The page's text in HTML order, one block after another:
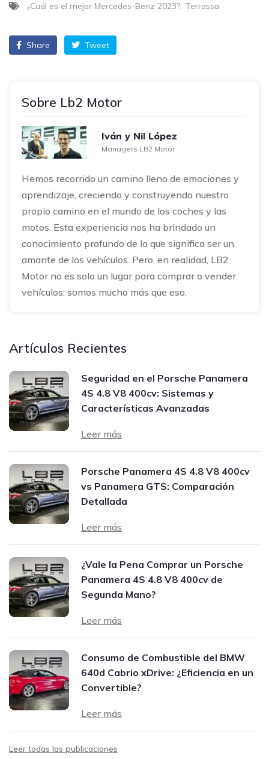
¿Cuál es el mejor Mercedes-Benz 2023? Terrassa
Share Tweet
Sobre Lb2 Motor
Iván y Nil López
Managers LB2 Motor
Hemos recorrido un camino lleno de emociones y
aprendizaje, creciendo y construyendo nuestro
propio camino en el mundo de los coches y las
motos. Esta experiencia nos ha brindado un
conocimiento profundo de lo que significa ser un
amante de los vehículos. Pero, en realidad, LB2
Motor no es solo un lugar para comprar o vender
vehículos; somos mucho más que eso.
Artículos Recientes
Seguridad en el Porsche Panamera
4S 4.8 V8 400cv: Sistemas y
Características Avanzadas
Leer más
Porsche Panamera 4S 4.8 V8 400cv
vs Panamera GTS: Comparación
Detallada
Leer más
¿Vale la Pena Comprar un Porsche
Panamera 4S 4.8 V8 400cv de
Segunda Mano?
Leer más
Consumo de Combustible del BMW
640d Cabrio xDrive: ¿Eficiencia en un
Convertible?
Leer más
Leer todas las publicaciones